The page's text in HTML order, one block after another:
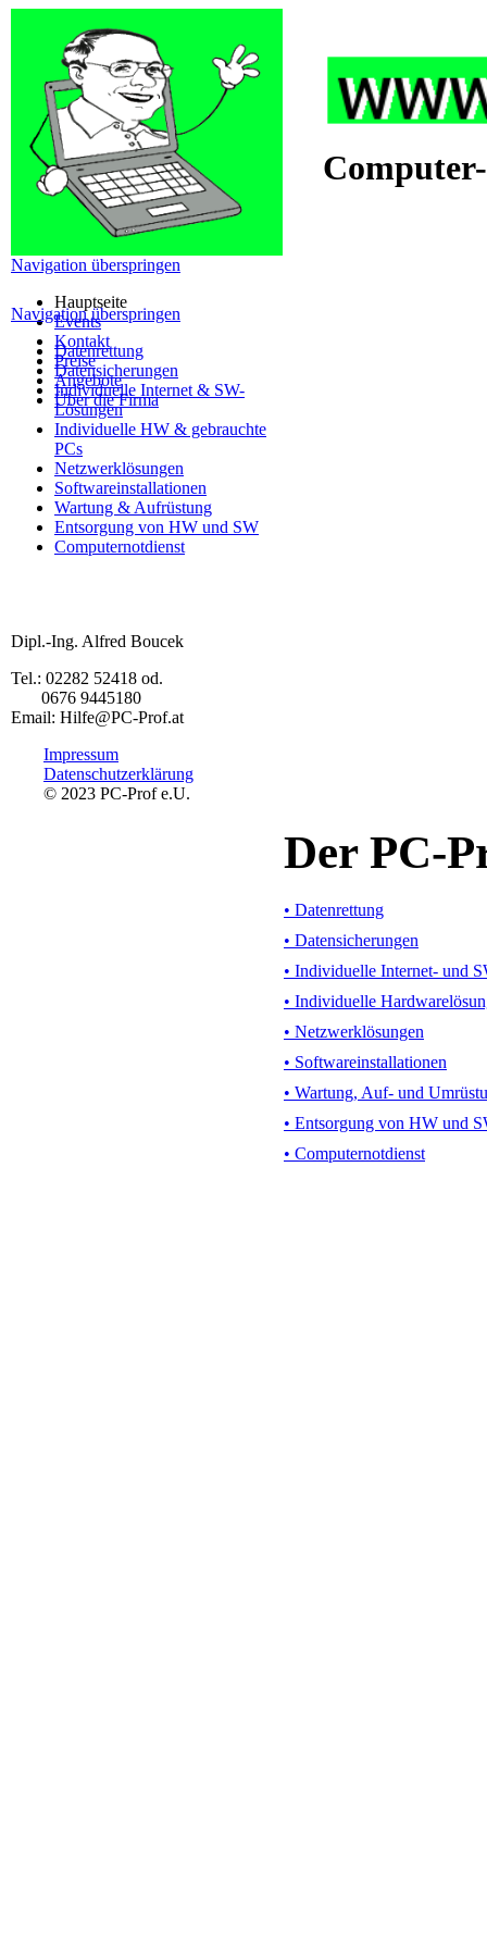
Navigation überspringen
Hauptseite
Events
Kontakt
Preise
Angebote
Über die Firma
Navigation überspringen
Datenrettung
Datensicherungen
Individuelle Internet & SW-
Lösungen
Individuelle HW & gebrauchte
PCs
Netzwerklösungen
Softwareinstallationen
Wartung & Aufrüstung
Entsorgung von HW und SW
Computernotdienst
Dipl.-Ing. Alfred Boucek
Tel.: 02282 52418 od.
0676 9445180
Email: Hilfe@PC-Prof.at
Impressum
Datenschutzerklärung
© 2023 PC-Prof e.U.
Der PC-
• Datenrettung
• Datensicherungen
• Individuelle Internet- und
• Individuelle
• Netzwerklösungen
• Softwareinstallationen
• Wartung, Auf- und
• Entsorgung von HW und
• Computernotdienst